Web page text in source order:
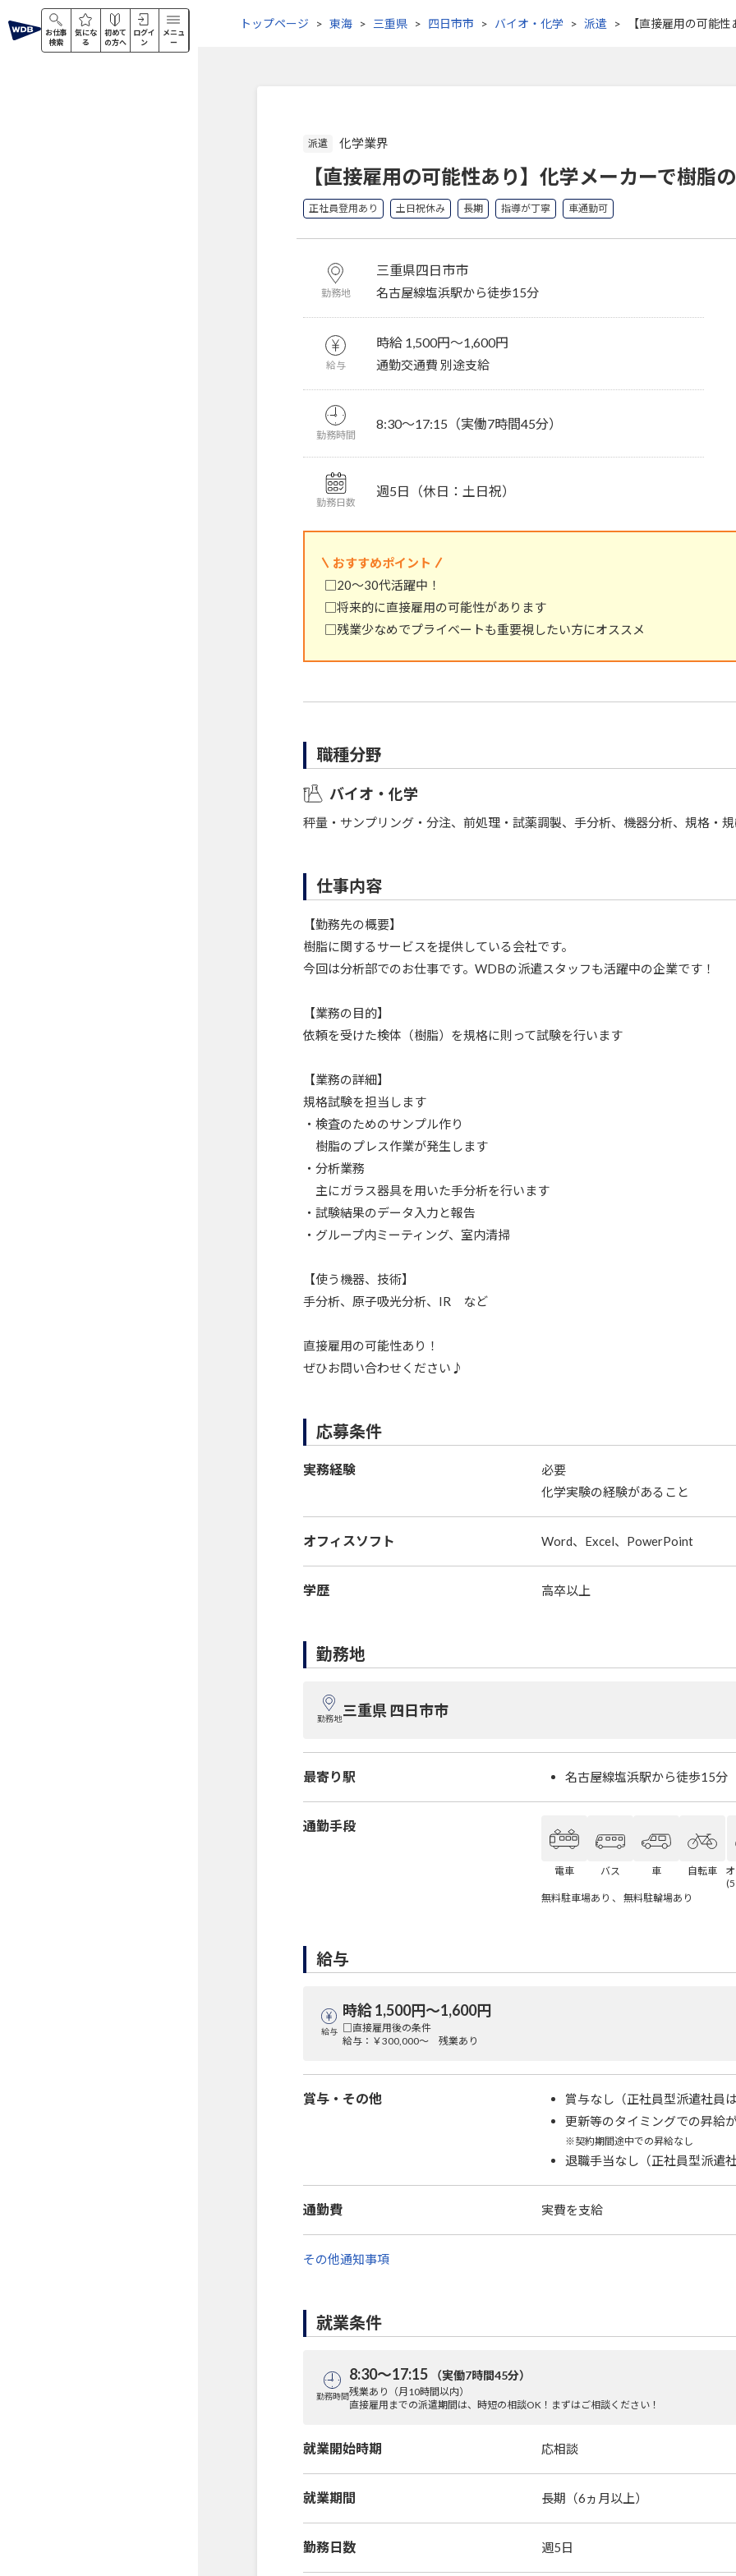
お仕事
検索
気にな
る
初めて
の方へ
ログイ
ン
メニュ
ー
トップページ 東海 三重県 四日市市 バイオ・化学 派遣 【直接雇用の可能
派遣 化学業界
【直接雇用の可能性あり】化学メーカーで樹脂
正社員登用あり 土日祝休み 長期 指導が丁寧 車通勤可
勤務地
三重県四日市市
名古屋線塩浜駅から徒歩15分
給与
時給 1,500円〜1,600円
通勤交通費 別途支給
勤務時間
8:30～17:15（実働7時間45分）
勤務日数
週5日（休日：土日祝）
おすすめポイント
□20～30代活躍中！
□将来的に直接雇用の可能性があります
□残業少なめでプライベートも重要視したい方にオススメ
職種分野
バイオ・化学
秤量・サンプリング・分注、前処理・試薬調製、手分析、機器分析、規格・
仕事内容
【勤務先の概要】
樹脂に関するサービスを提供している会社です。
今回は分析部でのお仕事です。WDBの派遣スタッフも活躍中の企業です！
【業務の目的】
依頼を受けた検体（樹脂）を規格に則って試験を行います
【業務の詳細】
規格試験を担当します
・検査のためのサンプル作り
樹脂のプレス作業が発生します
・分析業務
主にガラス器具を用いた手分析を行います
・試験結果のデータ入力と報告
・グループ内ミーティング、室内清掃
【使う機器、技術】
手分析、原子吸光分析、IR など
直接雇用の可能性あり！
ぜひお問い合わせください♪
応募条件
実務経験
必要
化学実験の経験があること
オフィスソフト Word、Excel、PowerPoint
学歴 高卒以上
勤務地
勤務地三重県 四日市市
最寄り駅 名古屋線塩浜駅から徒歩15分
通勤手段
電車 バス 車 自転車
無料駐車場あり 、 無料駐輪場あり
給与
給与
時給 1,500円〜1,600円
□直接雇用後の条件
給与：￥300,000～ 残業あり
賞与・その他
賞与なし（正社員型派遣社員は
更新等のタイミングでの昇給
※契約期間途中での昇給なし
退職手当なし（正社員型派遣社
通勤費 実費を支給
その他通知事項
就業条件
勤務時間
8:30～17:15 （実働7時間45分）
残業あり（月10時間以内）
直接雇用までの派遣期間は、時短の相談OK！まずはご相談ください！
就業開始時期 応相談
就業期間 長期（6ヵ月以上）
勤務日数 週5日